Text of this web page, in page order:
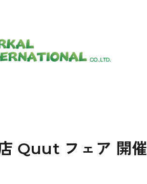
Quut フェア 開催